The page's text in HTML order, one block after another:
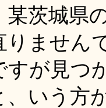
某茨城県
りません
すが見つ
、いう方